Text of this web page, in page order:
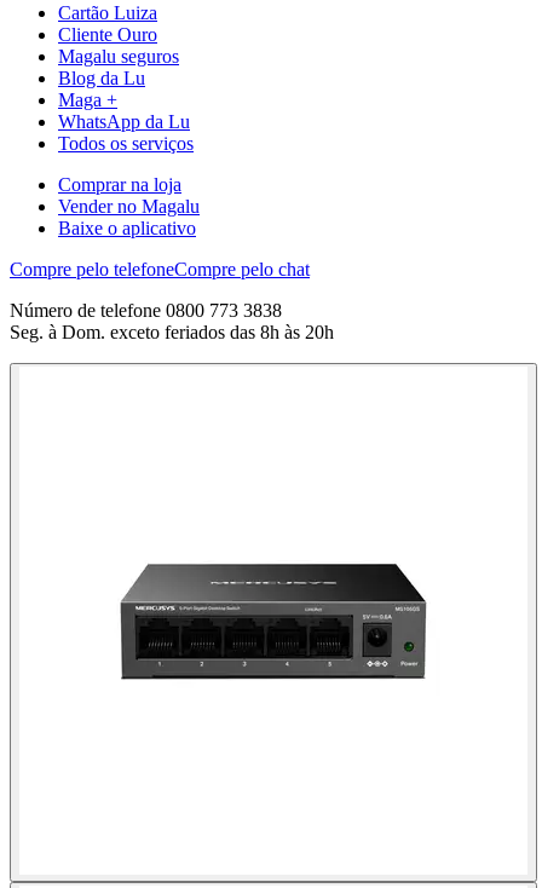
Cartão Luiza
Cliente Ouro
Magalu seguros
Blog da Lu
Maga +
WhatsApp da Lu
Todos os serviços
Comprar na loja
Vender no Magalu
Baixe o aplicativo
Compre pelo telefoneCompre pelo chat
Número de telefone 0800 773 3838
Seg. à Dom. exceto feriados das 8h às 20h